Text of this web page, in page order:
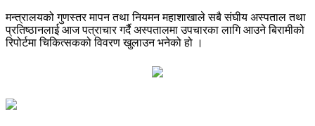
मन्त्रालयको गुणस्तर मापन तथा नियमन महाशाखाले सबै संघीय अस्पताल तथा
प्रतिष्ठानलाई आज पत्राचार गर्दै अस्पतालमा उपचारका लागि आउने बिरामीको
रिपोर्टमा चिकित्सकको विवरण खुलाउन भनेको हो ।